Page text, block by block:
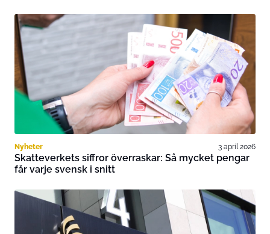
Nyheter 3 april 2026
Skatteverkets siffror överraskar: Så mycket pengar
får varje svensk i snitt